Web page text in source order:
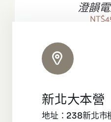
澄韻
NT$
新北大本營
地址：238新北市